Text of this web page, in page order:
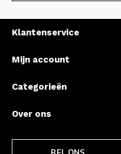
Klantenservice
Mijn account
Categorieën
Over ons